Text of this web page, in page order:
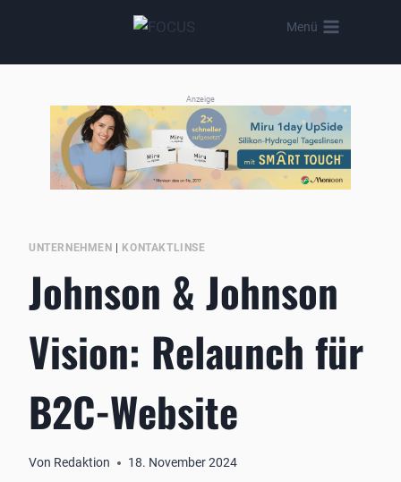
Menü
Anzeige
UNTERNEHMEN | KONTAKTLINSE
Johnson & Johnson
Vision: Relaunch für
B2C-Website
Von Redaktion 18. November 2024